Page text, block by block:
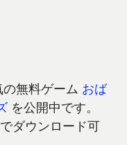
無料ゲーム おば
を公開中です。
ダウンロード可